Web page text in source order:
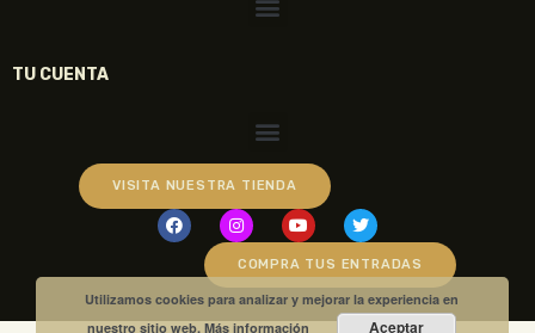
TU CUENTA
VISITA NUESTRA TIENDA
COMPRA TUS ENTRADAS
Utilizamos cookies para analizar y mejorar la experiencia en
nuestro sitio web.Más información Aceptar